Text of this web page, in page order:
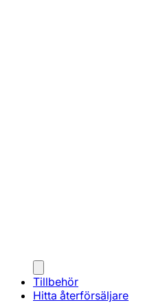
Tillbehör
Hitta återförsäljare